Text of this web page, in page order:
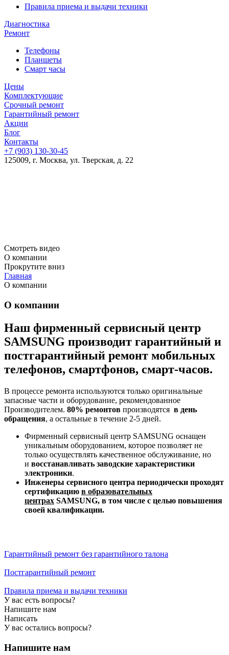
Правила приема и выдачи техники
Диагностика
Ремонт
Телефоны
Планшеты
Смарт часы
Цены
Комплектующие
Срочный ремонт
Гарантийный ремонт
Акции
Блог
Контакты
+7 (903) 130-30-45
125009, г. Москва, ул. Тверская, д. 22
Смотреть видео
О компании
Прокрутите вниз
Главная
О компании
О компании
Наш фирменный сервисный центр
SAMSUNG производит гарантийный и
постгарантийный ремонт мобильных
телефонов, смартфонов, смарт-часов.
В процессе ремонта используются только оригинальные
запасные части и оборудование, рекомендованное
Производителем. 80% ремонтов производятся в день
обращения, а остальные в течение 2-5 дней.
Фирменный сервисный центр SAMSUNG оснащен
уникальным оборудованием, которое позволяет не
только осуществлять качественное обслуживание, но
и восстанавливать заводские характеристики
электроники.
Инженеры сервисного центра периодически проходят
сертификацию в образовательных
центрах SAMSUNG, в том числе с целью повышения
своей квалификации.
Гарантийный ремонт без гарантийного талона
Постгарантийный ремонт
Правила приема и выдачи техники
У вас есть вопросы?
Напишите нам
Написать
У вас остались вопросы?
Напишите нам